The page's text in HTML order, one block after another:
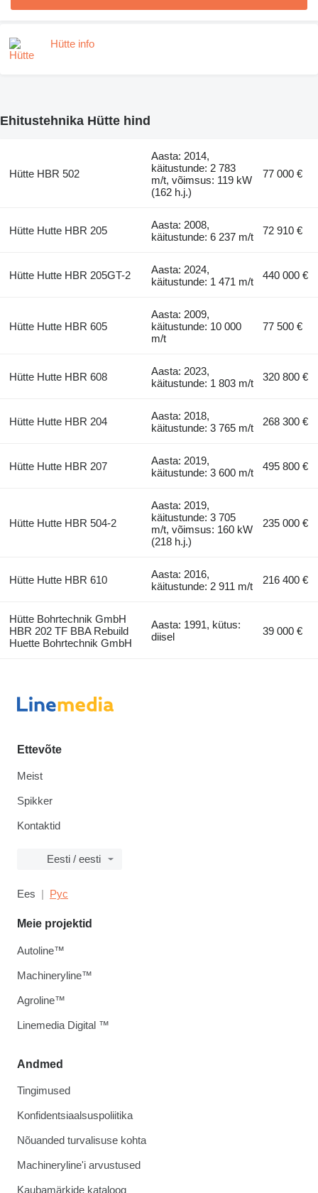
Hütte info
Ehitustehnika Hütte hind
Hütte HBR 502
Aasta: 2014,
käitustunde: 2 783
m/t, võimsus: 119 kW
(162 h.j.)
77 000 €
Hütte Hutte HBR 205
Aasta: 2008,
käitustunde: 6 237 m/t
72 910 €
Hütte Hutte HBR 205GT-2
Aasta: 2024,
käitustunde: 1 471 m/t
440 000 €
Hütte Hutte HBR 605
Aasta: 2009,
käitustunde: 10 000
m/t
77 500 €
Hütte Hutte HBR 608
Aasta: 2023,
käitustunde: 1 803 m/t
320 800 €
Hütte Hutte HBR 204
Aasta: 2018,
käitustunde: 3 765 m/t
268 300 €
Hütte Hutte HBR 207
Aasta: 2019,
käitustunde: 3 600 m/t
495 800 €
Hütte Hutte HBR 504-2
Aasta: 2019,
käitustunde: 3 705
m/t, võimsus: 160 kW
(218 h.j.)
235 000 €
Hütte Hutte HBR 610
Aasta: 2016,
käitustunde: 2 911 m/t
216 400 €
Hütte Bohrtechnik GmbH
HBR 202 TF BBA Rebuild
Huette Bohrtechnik GmbH
Aasta: 1991, kütus:
diisel
39 000 €
Ettevõte
Meist
Spikker
Kontaktid
Eesti / eesti
Ees Рус
Andmed
Tingimused
Konfidentsiaalsuspoliitika
Nõuanded turvalisuse kohta
Machineryline'i arvustused
Kaubamärkide kataloog
Meie projektid
Autoline™
Machineryline™
Agroline™
Linemedia Digital ™